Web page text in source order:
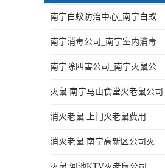
南宁白蚁防治中心_南宁白蚁防治所电话_南宁白蚁防治公司
南宁消毒公司_南宁室内消毒_南宁室内消毒公司
南宁除四害公司_南宁灭鼠公司_南宁杀虫公司
灭鼠 南宁马山食堂灭老鼠公司
消灭老鼠 上门灭老鼠费用
消灭老鼠 南宁高新区公司灭老鼠